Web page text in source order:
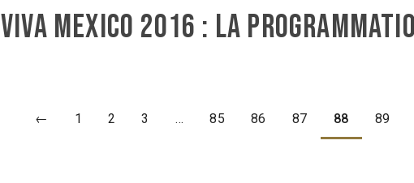
Viva Mexico 2016 : la
← 1 2 3 … 85 86 87 88 89